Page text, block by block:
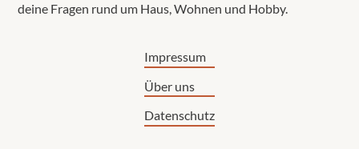
deine Fragen rund um Haus, Wohnen und Hobby.
Impressum
Über uns
Datenschutz